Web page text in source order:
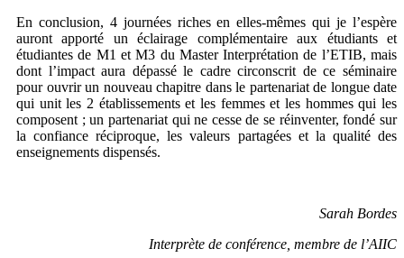
En conclusion, 4 journées riches en elles-mêmes qui je l’espère
auront apporté un éclairage complémentaire aux étudiants et
étudiantes de M1 et M3 du Master Interprétation de l’ETIB, mais
dont l’impact aura dépassé le cadre circonscrit de ce séminaire
pour ouvrir un nouveau chapitre dans le partenariat de longue date
qui unit les 2 établissements et les femmes et les hommes qui les
composent ; un partenariat qui ne cesse de se réinventer, fondé sur
la confiance réciproque, les valeurs partagées et la qualité des
enseignements dispensés.
Sarah Bordes
Interprète de conférence, membre de l’AIIC